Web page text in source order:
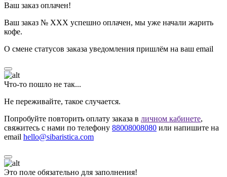
Ваш заказ оплачен!
Ваш заказ № ХХХ успешно оплачен, мы уже начали жарить
кофе.
О смене статусов заказа уведомления пришлём на ваш email
Что-то пошло не так...
Не переживайте, такое случается.
Попробуйте повторить оплату заказа в личном кабинете,
свяжитесь с нами по телефону 88008008080 или напишите на
email hello@sibaristica.com
Это поле обязательно для заполнения!